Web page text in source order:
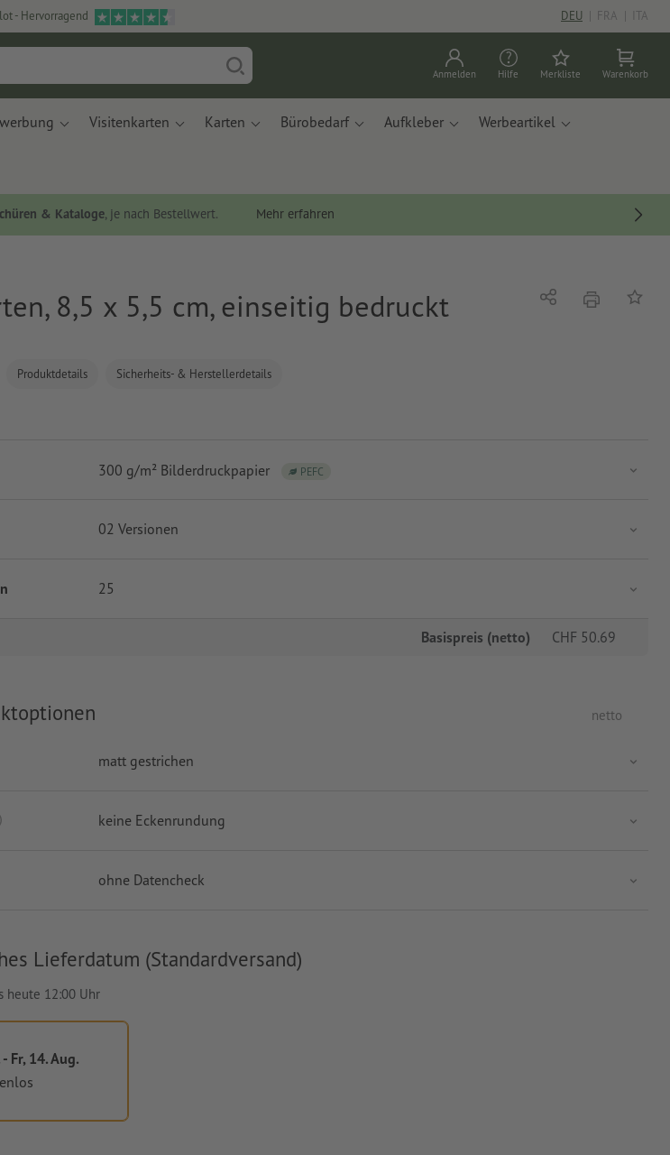
- Hervorragend DEU | FRA | ITA
Anmelden Hilfe Merkliste Warenkorb
Visitenkarten Karten Bürobedarf Aufkleber Werbeartikel
& Kataloge, je nach Bestellwert. Mehr erfahren
8,5 x 5,5 cm, einseitig bedruckt
Produktdetails Sicherheits- & Herstellerdetails
Teilen DruckenAuf
300 g/m² Bilderdruckpapier PEFC
02 Versionen
25
Basispreis (netto) CHF 50.69
netto
matt gestrichen
keine Eckenrundung
ohne Datencheck
Lieferdatum (Standardversand)
heute 12:00 Uhr
Fr, 14. Aug.